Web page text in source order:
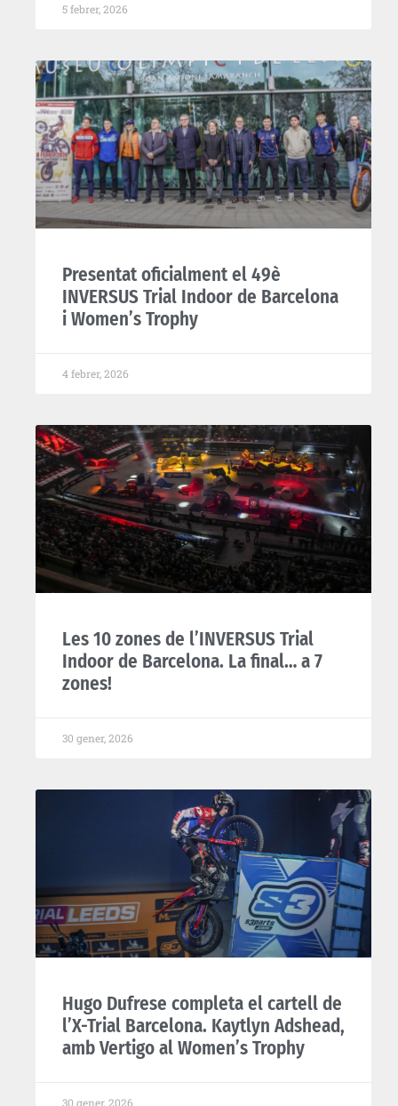
5 febrer, 2026
Presentat oficialment el 49è
INVERSUS Trial Indoor de Barcelona
i Women’s Trophy
4 febrer, 2026
Les 10 zones de l’INVERSUS Trial
Indoor de Barcelona. La final… a 7
zones!
30 gener, 2026
Hugo Dufrese completa el cartell de
l’X-Trial Barcelona. Kaytlyn Adshead,
amb Vertigo al Women’s Trophy
30 gener, 2026